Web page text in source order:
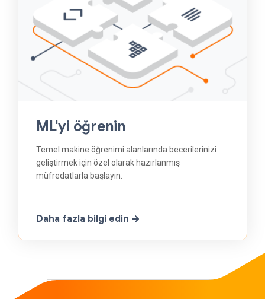
ML'yi öğrenin
Temel makine öğrenimi alanlarında becerilerinizi
geliştirmek için özel olarak hazırlanmış
müfredatlarla başlayın.
Daha fazla bilgi edin